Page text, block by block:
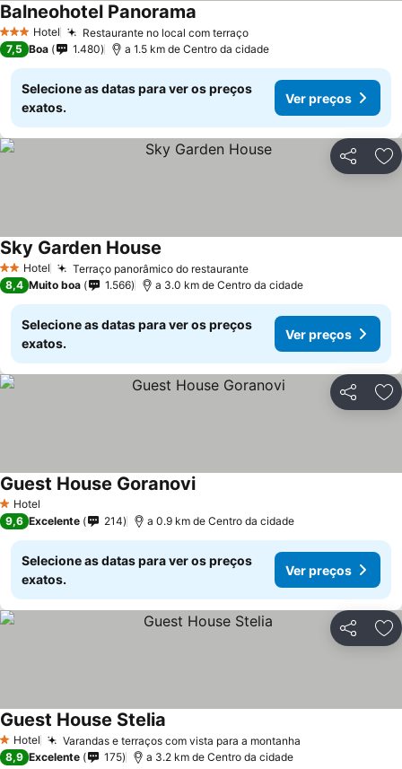
3 EstrelasHotel Restaurante no local com terraçoVer preços
Balneohotel Panorama
7,5 Boa 1.480 a 1.5 km de Centro da cidade
Selecione as datas para ver os preços
exatos.
Ver preços
Partilhar
2 Estrelas
Hotel Terraço panorâmico do restauranteVer preços
Sky Garden House
8,4 Muito boa 1.566 a 3.0 km de Centro da cidade
Selecione as datas para ver os preços
exatos.
Ver preços
Partilhar
1 Estrelas
Hotel
Guest House GoranoviVer preços
9,6 Excelente 214 a 0.9 km de Centro da cidade
Selecione as datas para ver os preços
exatos.
Ver preços
Partilhar
1 Estrelas
Hotel Varandas e terraços com vista para a montanha
Guest House Stelia
8,9 Excelente 175 a 3.2 km de Centro da cidade